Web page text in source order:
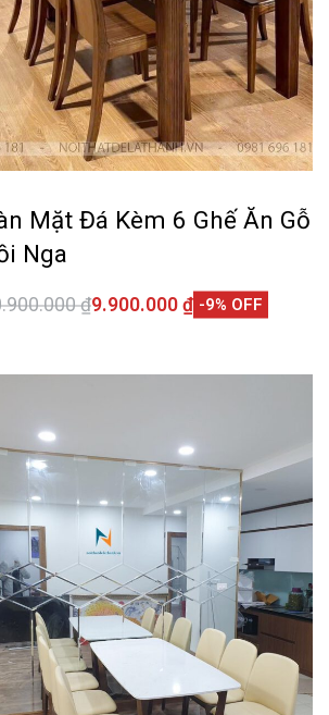
Mặt Đá Kèm 6 Ghế Ăn Gỗ
Nga
₫9.900.000 ₫ -9% OFF